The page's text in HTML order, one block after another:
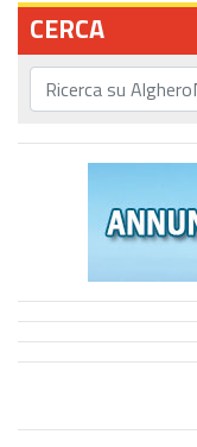
CERCA